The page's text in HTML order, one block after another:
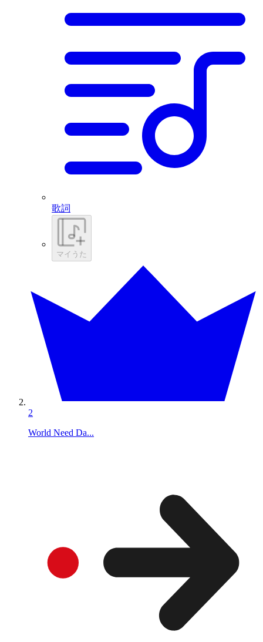
歌詞
マイうた
2
World Need Da...